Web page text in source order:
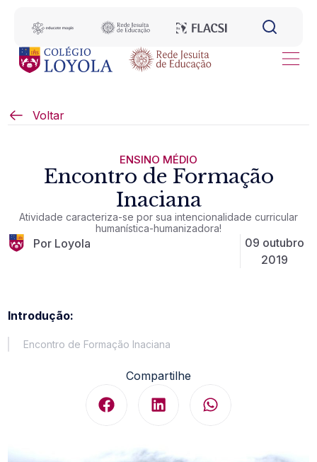
Voltar
ENSINO MÉDIO
Encontro de Formação
Inaciana
Atividade caracteriza-se por sua intencionalidade curricular
humanística-humanizadora!
Por Loyola
09 outubro
2019
Introdução:
Encontro de Formação Inaciana
Compartilhe